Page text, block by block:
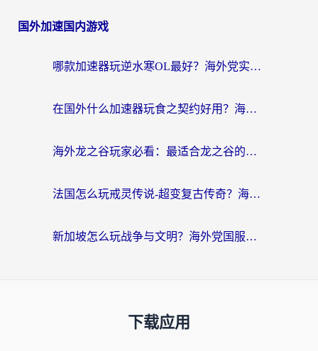
国外加速国内游戏
哪款加速器玩逆水寒OL最好？海外党实测后的终极选择指南
在国外什么加速器玩食之契约好用？海外党亲测有效的国服游戏加速指南
海外龙之谷玩家必看：最适合龙之谷的加速器，解决延迟卡顿还能畅玩幻书启示录和梦幻西游？
法国怎么玩戒灵传说-超变复古传奇？海外玩家国服游戏加速终极指南
新加坡怎么玩战争与文明？海外党国服游戏加速器终极避坑指南
下载应用